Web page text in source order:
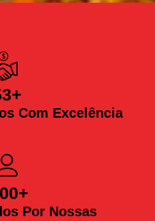
Com Excelência
+
Por Nossas
+